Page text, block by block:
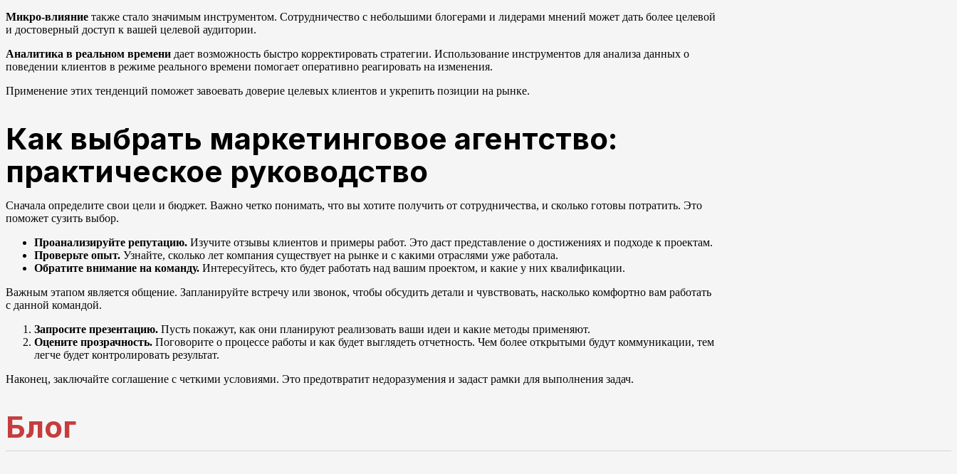
Микро-влияние также стало значимым инструментом. Сотрудничество с небольшими блогерами и лидерами мнений может дать более целевой
и достоверный доступ к вашей целевой аудитории.
Аналитика в реальном времени дает возможность быстро корректировать стратегии. Использование инструментов для анализа данных о
поведении клиентов в режиме реального времени помогает оперативно реагировать на изменения.
Применение этих тенденций поможет завоевать доверие целевых клиентов и укрепить позиции на рынке.
Как выбрать маркетинговое агентство:
практическое руководство
Сначала определите свои цели и бюджет. Важно четко понимать, что вы хотите получить от сотрудничества, и сколько готовы потратить. Это
поможет сузить выбор.
Проанализируйте репутацию. Изучите отзывы клиентов и примеры работ. Это даст представление о достижениях и подходе к проектам.
Проверьте опыт. Узнайте, сколько лет компания существует на рынке и с какими отраслями уже работала.
Обратите внимание на команду. Интересуйтесь, кто будет работать над вашим проектом, и какие у них квалификации.
Важным этапом является общение. Запланируйте встречу или звонок, чтобы обсудить детали и чувствовать, насколько комфортно вам работать
с данной командой.
Запросите презентацию. Пусть покажут, как они планируют реализовать ваши идеи и какие методы применяют.
Оцените прозрачность. Поговорите о процессе работы и как будет выглядеть отчетность. Чем более открытыми будут коммуникации, тем
легче будет контролировать результат.
Наконец, заключайте соглашение с четкими условиями. Это предотвратит недоразумения и задаст рамки для выполнения задач.
Блог